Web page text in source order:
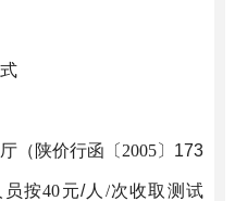
（陕价行函〔 2005〕 173
员按40元/人 /次收取测试